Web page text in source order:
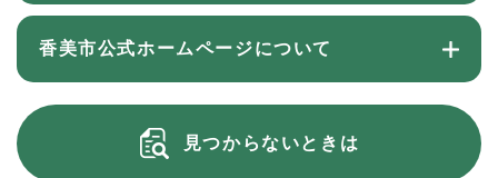
香美市公式ホームページについて
見つからないときは